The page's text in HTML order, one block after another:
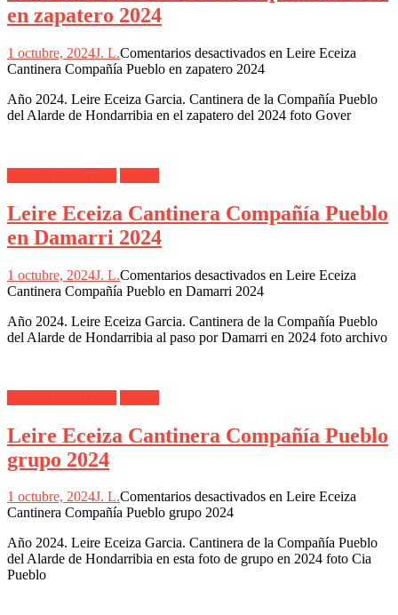
en zapatero 2024
1 octubre, 2024J. L.Comentarios desactivados en Leire Eceiza
Cantinera Compañía Pueblo en zapatero 2024
Año 2024. Leire Eceiza Garcia. Cantinera de la Compañía Pueblo
del Alarde de Hondarribia en el zapatero del 2024 foto Gover
Leire Eceiza Cantinera Compañía Pueblo
en Damarri 2024
1 octubre, 2024J. L.Comentarios desactivados en Leire Eceiza
Cantinera Compañía Pueblo en Damarri 2024
Año 2024. Leire Eceiza Garcia. Cantinera de la Compañía Pueblo
del Alarde de Hondarribia al paso por Damarri en 2024 foto archivo
Leire Eceiza Cantinera Compañía Pueblo
grupo 2024
1 octubre, 2024J. L.Comentarios desactivados en Leire Eceiza
Cantinera Compañía Pueblo grupo 2024
Año 2024. Leire Eceiza Garcia. Cantinera de la Compañía Pueblo
del Alarde de Hondarribia en esta foto de grupo en 2024 foto Cia
Pueblo